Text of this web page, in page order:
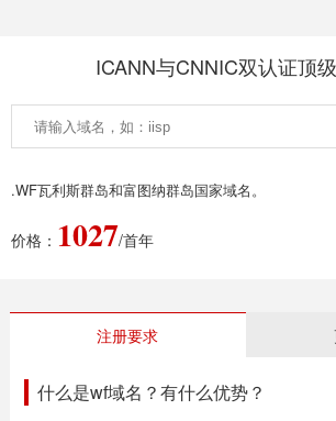
ICANN与CNNIC双认证顶
.WF瓦利斯群岛和富图纳群岛国家域名。
价格： 1027/首年
注册要求
什么是wf域名？有什么优势？